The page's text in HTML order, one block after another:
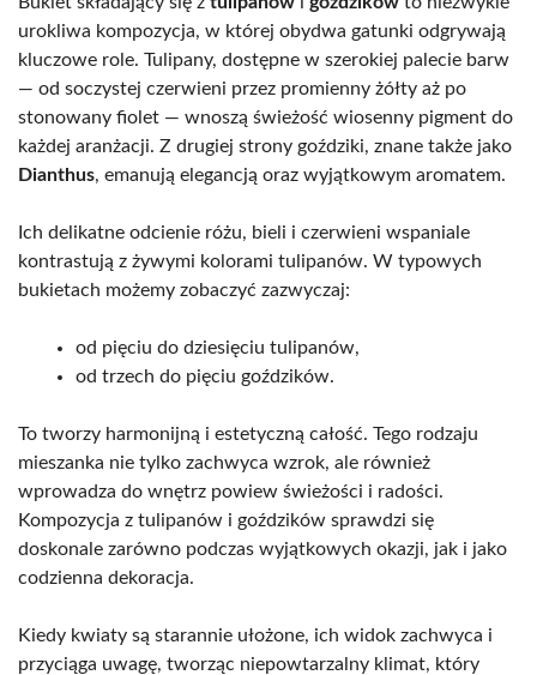
urokliwa kompozycja, w której obydwa gatunki odgrywają
kluczowe role. Tulipany, dostępne w szerokiej palecie barw
— od soczystej czerwieni przez promienny żółty aż po
stonowany fiolet — wnoszą świeżość wiosenny pigment do
każdej aranżacji. Z drugiej strony goździki, znane także jako
Dianthus, emanują elegancją oraz wyjątkowym aromatem.
Ich delikatne odcienie różu, bieli i czerwieni wspaniale
kontrastują z żywymi kolorami tulipanów. W typowych
bukietach możemy zobaczyć zazwyczaj:
od pięciu do dziesięciu tulipanów,
od trzech do pięciu goździków.
To tworzy harmonijną i estetyczną całość. Tego rodzaju
mieszanka nie tylko zachwyca wzrok, ale również
wprowadza do wnętrz powiew świeżości i radości.
Kompozycja z tulipanów i goździków sprawdzi się
doskonale zarówno podczas wyjątkowych okazji, jak i jako
codzienna dekoracja.
Kiedy kwiaty są starannie ułożone, ich widok zachwyca i
przyciąga uwagę, tworząc niepowtarzalny klimat, który